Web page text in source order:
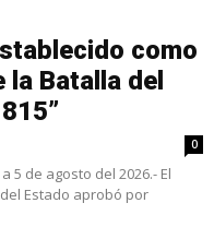
como
la Batalla del
0
5 de agosto del 2026.- El
Estado aprobó por